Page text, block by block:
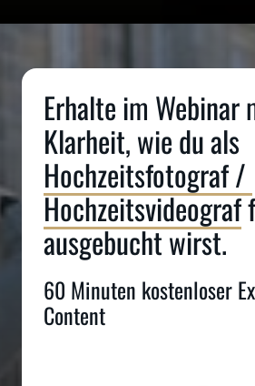
Erhalte im Webinar
Hochzeitsfotograf
Hochzeitsvideograf
ausgebucht wirst.
60 Minuten kostenloser
Content